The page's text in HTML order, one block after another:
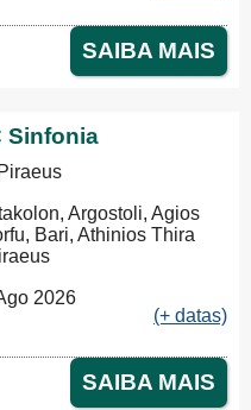
SAIBA MAIS
Sinfonia
Argostoli, Agios
Bari, Athinios Thira
2026
(+ datas)
SAIBA MAIS